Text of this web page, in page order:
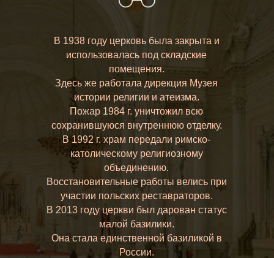
В 1938 году церковь была закрыта и
использовалась под складские
помещения.
Здесь же работала дирекция Музея
истории религии и атеизма.
Пожар 1984 г. уничтожил всю
сохранившуюся внутреннюю отделку.
В 1992 г. храм передали римско-
католическому религиозному
объединению.
Восстановительные работы велись при
участии польских реставраторов.
В 2013 году церкви был дарован статус
малой базилики.
Она стала единственной базиликой в
России.